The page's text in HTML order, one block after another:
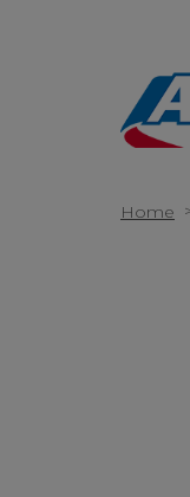
Home